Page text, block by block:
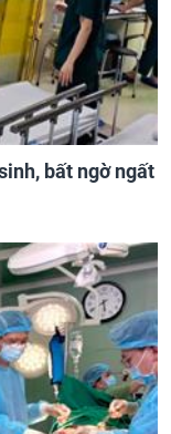
bất ngờ ngất